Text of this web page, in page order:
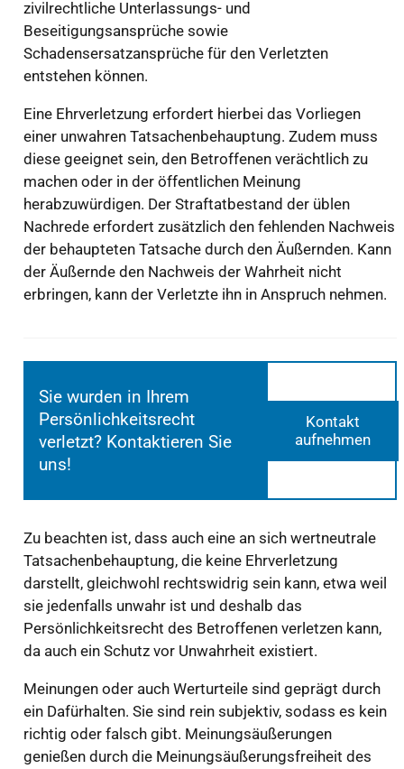
zivilrechtliche Unterlassungs- und
Beseitigungsansprüche sowie
Schadensersatzansprüche für den Verletzten
entstehen können.
Eine Ehrverletzung erfordert hierbei das Vorliegen
einer unwahren Tatsachenbehauptung. Zudem muss
diese geeignet sein, den Betroffenen verächtlich zu
machen oder in der öffentlichen Meinung
herabzuwürdigen. Der Straftatbestand der üblen
Nachrede erfordert zusätzlich den fehlenden Nachweis
der behaupteten Tatsache durch den Äußernden. Kann
der Äußernde den Nachweis der Wahrheit nicht
erbringen, kann der Verletzte ihn in Anspruch nehmen.
Sie wurden in Ihrem
Persönlichkeitsrecht
verletzt? Kontaktieren Sie
uns!
Kontakt
aufnehmen
Zu beachten ist, dass auch eine an sich wertneutrale
Tatsachenbehauptung, die keine Ehrverletzung
darstellt, gleichwohl rechtswidrig sein kann, etwa weil
sie jedenfalls unwahr ist und deshalb das
Persönlichkeitsrecht des Betroffenen verletzen kann,
da auch ein Schutz vor Unwahrheit existiert.
Meinungen oder auch Werturteile sind geprägt durch
ein Dafürhalten. Sie sind rein subjektiv, sodass es kein
richtig oder falsch gibt. Meinungsäußerungen
genießen durch die Meinungsäußerungsfreiheit des